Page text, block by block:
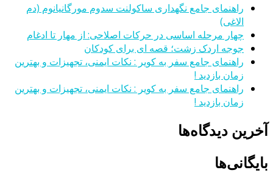
راهنمای جامع نگهداری ساکولنت سدوم مورگانیانوم (دم
الاغی)
چهار مرحله اساسی در حرکات اصلاحی: از مهار تا ادغام
جوجه اردک زشت؛ قصه ای برای کودکان
راهنمای جامع سفر به کویر : نکات ایمنی، تجهیزات و بهترین
زمان بازدید !
راهنمای جامع سفر به کویر : نکات ایمنی، تجهیزات و بهترین
زمان بازدید !
آخرین دیدگاه‌ها
بایگانی‌ها